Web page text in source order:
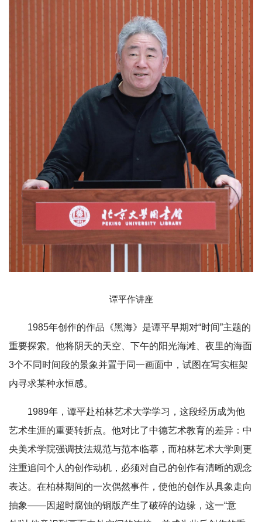
谭平作讲座
1985年创作的作品《黑海》是谭平早期对“时间”主题的
重要探索。他将阴天的天空、下午的阳光海滩、夜里的海面
3个不同时间段的景象并置于同一画面中，试图在写实框架
内寻求某种永恒感。
1989年，谭平赴柏林艺术大学学习，这段经历成为他
艺术生涯的重要转折点。他对比了中德艺术教育的差异：中
央美术学院强调技法规范与范本临摹，而柏林艺术大学则更
注重追问个人的创作动机，必须对自己的创作有清晰的观念
表达。在柏林期间的一次偶然事件，使他的创作从具象走向
抽象——因超时腐蚀的铜版产生了破碎的边缘，这一“意